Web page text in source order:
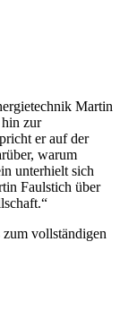
Martin
zur
er auf der
warum
unterhielt sich
Faulstich über
vollständigen